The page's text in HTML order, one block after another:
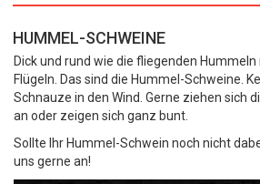
HUMMEL-SCHWEINE
Dick und rund wie die fliegenden
Flügeln. Das sind die Hummel-Schweine.
Schnauze in den Wind. Gerne ziehen sich
an oder zeigen sich ganz bunt.
Sollte Ihr Hummel-Schwein noch nicht
uns gerne an!